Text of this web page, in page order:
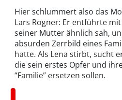
Hier schlummert also das
Lars Rogner: Er entführte
seiner Mutter ähnlich sah,
absurden Zerrbild eines
hatte. Als Lena stirbt, sucht
die sein erstes Opfer und
“Familie” ersetzen sollen.